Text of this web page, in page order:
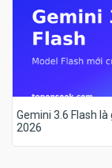
Gemini 3.6 Flash
2026